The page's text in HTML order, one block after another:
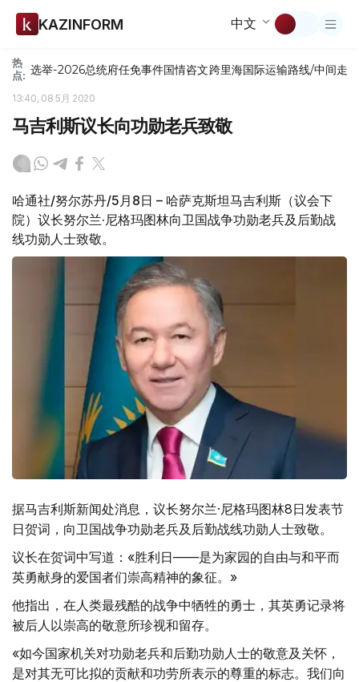
KAZINFORM 中文
热
点: 选举-2026总统府任免事件国情咨文跨里海国际运输路线/中间走廊
13:40, 08 5月 2020
马吉利斯议长向功勋老兵致敬
哈通社/努尔苏丹/5月8日 – 哈萨克斯坦马吉利斯（议会下
院）议长努尔兰·尼格玛图林向卫国战争功勋老兵及后勤战
线功勋人士致敬。
据马吉利斯新闻处消息，议长努尔兰·尼格玛图林8日发表节
日贺词，向卫国战争功勋老兵及后勤战线功勋人士致敬。
议长在贺词中写道：«胜利日——是为家园的自由与和平而
英勇献身的爱国者们崇高精神的象征。»
他指出，在人类最残酷的战争中牺牲的勇士，其英勇记录将
被后人以崇高的敬意所珍视和留存。
«如今国家机关对功勋老兵和后勤功勋人士的敬意及关怀，
是对其无可比拟的贡献和功劳所表示的尊重的标志。我们向